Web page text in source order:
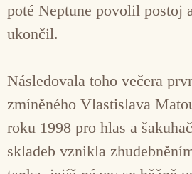
poté Neptune povolil postoj
ukončil.
Následovala toho večera
zmíněného Vlastislava
roku 1998 pro hlas a
skladeb vznikla